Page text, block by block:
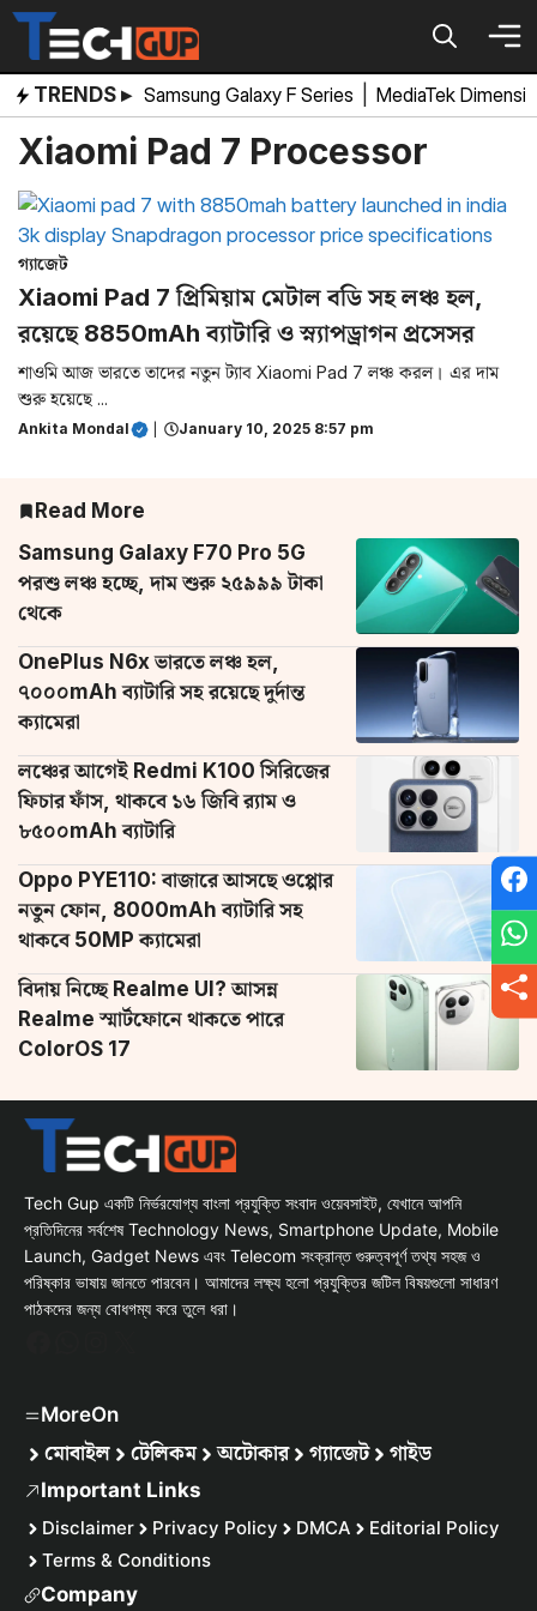
Skip
content
TRENDS ▸ Samsung Galaxy F Series MediaTek
Xiaomi Pad 7 Processor
গ্যাজেট
Xiaomi Pad 7 প্রিমিয়াম মেটাল বডি সহ লঞ্চ হল,
রয়েছে 8850mAh ব্যাটারি ও স্ন্যাপড্রাগন প্রসেসর
শাওমি আজ ভারতে তাদের নতুন ট্যাব Xiaomi Pad 7 লঞ্চ করল। এর দাম
শুরু হয়েছে ...
Ankita Mondal January 10, 2025 8:57 pm
Read More
Samsung Galaxy F70 Pro 5G
পরশু লঞ্চ হচ্ছে, দাম শুরু ২৫৯৯৯ টাকা
থেকে
OnePlus N6x ভারতে লঞ্চ হল,
৭০০০mAh ব্যাটারি সহ রয়েছে দুর্দান্ত
ক্যামেরা
লঞ্চের আগেই Redmi K100 সিরিজের
ফিচার ফাঁস, থাকবে ১৬ জিবি র‌্যাম ও
৮৫০০mAh ব্যাটারি
Oppo PYE110: বাজারে আসছে ওপ্পোর
নতুন ফোন, 8000mAh ব্যাটারি সহ
থাকবে 50MP ক্যামেরা
বিদায় নিচ্ছে Realme UI? আসন্ন
Realme স্মার্টফোনে থাকতে পারে
ColorOS 17
Tech Gup একটি নির্ভরযোগ্য বাংলা প্রযুক্তি সংবাদ ওয়েবসাইট, যেখানে আপনি
প্রতিদিনের সর্বশেষ Technology News, Smartphone Update, Mobile
Launch, Gadget News এবং Telecom সংক্রান্ত গুরুত্বপূর্ণ তথ্য সহজ ও
পরিষ্কার ভাষায় জানতে পারবেন। আমাদের লক্ষ্য হলো প্রযুক্তির জটিল বিষয়গুলো সাধারণ
পাঠকদের জন্য বোধগম্য করে তুলে ধরা।
MoreOn
মোবাইল টেলিকম অটোকার গ্যাজেট গাইড
Important Links
Disclaimer Privacy Policy DMCA
Editorial Policy
Terms & Conditions
Company